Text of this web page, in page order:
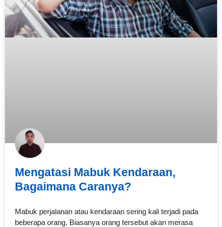
Mengatasi Mabuk Kendaraan,
Bagaimana Caranya?
Mabuk perjalanan atau kendaraan sering kali terjadi pada
beberapa orang. Biasanya orang tersebut akan merasa